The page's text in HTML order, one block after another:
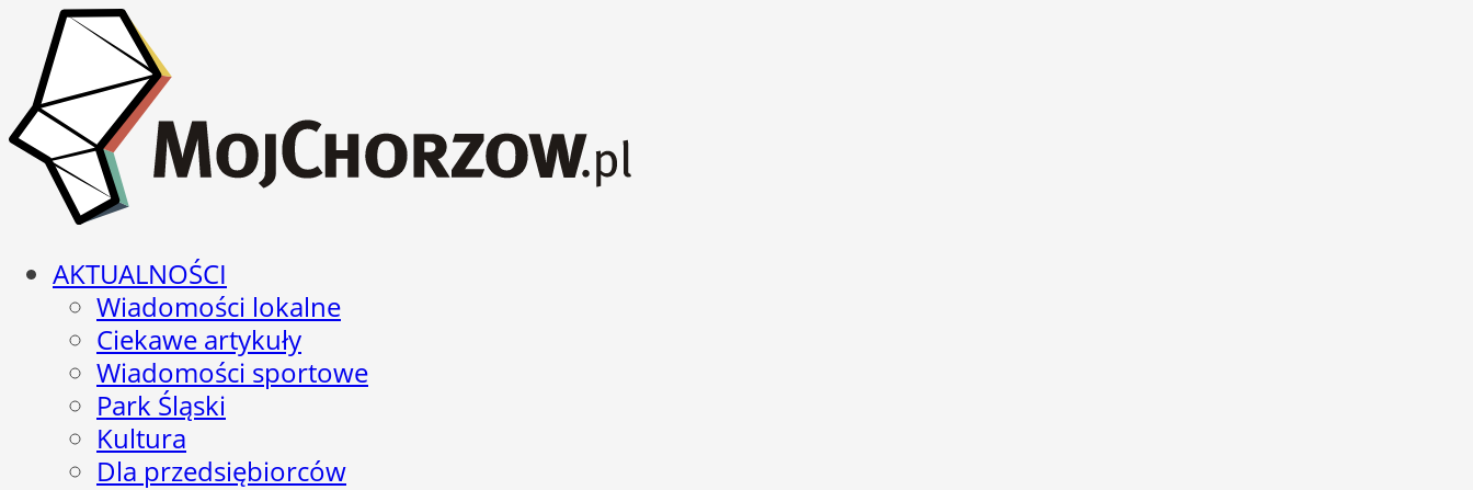
AKTUALNOŚCI
Wiadomości lokalne
Ciekawe artykuły
Wiadomości sportowe
Park Śląski
Kultura
Dla przedsiębiorców